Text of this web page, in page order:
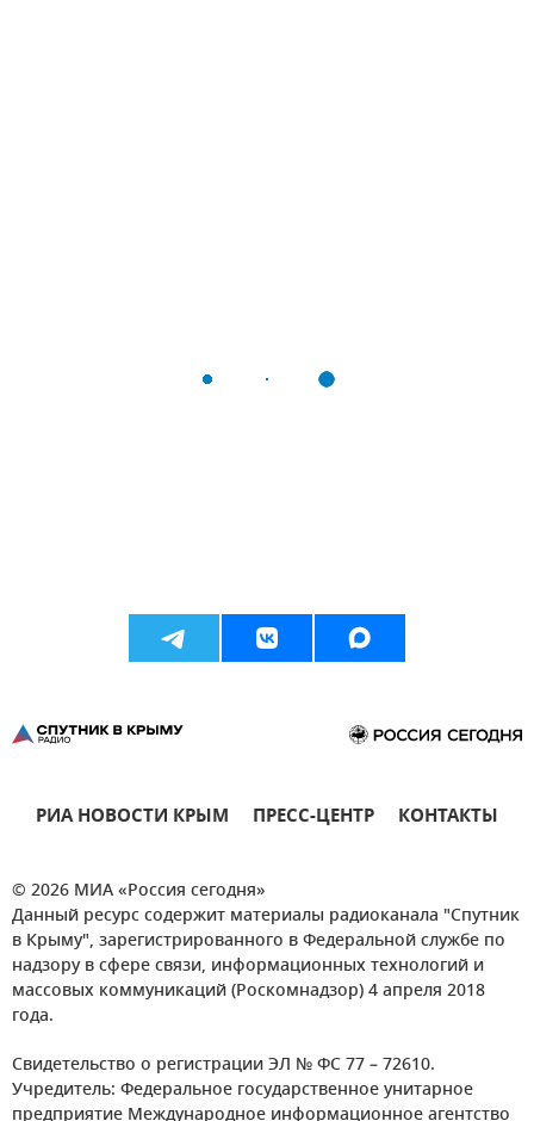
РИА НОВОСТИ КРЫМ ПРЕСС-ЦЕНТР КОНТАКТЫ
© 2026 МИА «Россия сегодня»
Данный ресурс содержит материалы радиоканала "Спутник
в Крыму", зарегистрированного в Федеральной службе по
надзору в сфере связи, информационных технологий и
массовых коммуникаций (Роскомнадзор) 4 апреля 2018
года.
Свидетельство о регистрации ЭЛ № ФС 77 – 72610.
Учредитель: Федеральное государственное унитарное